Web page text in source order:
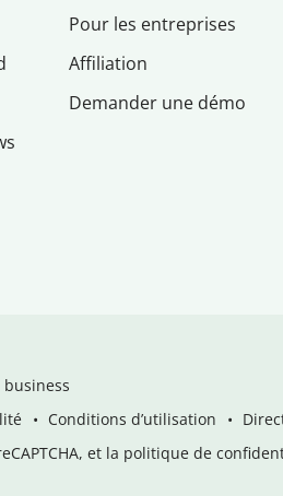
Pour les entreprises
Affiliation
Demander une démo
Conditions d’utilisation
et la politique de